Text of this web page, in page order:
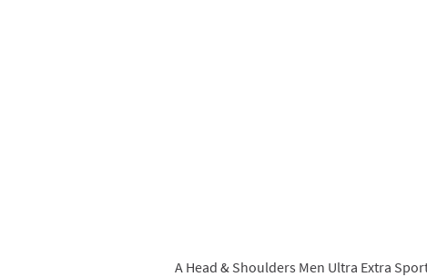
A Head & Shoulders Men Ultra Extra